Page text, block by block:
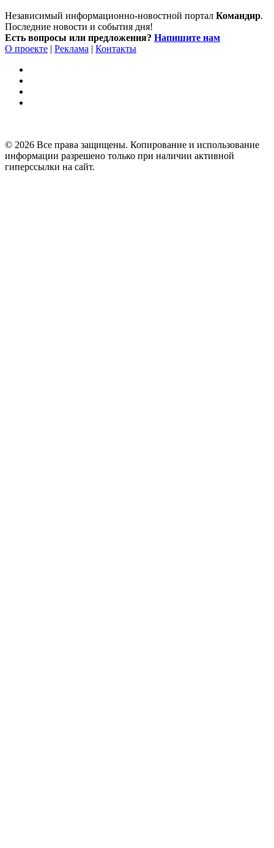
Независимый информационно-новостной портал Командир.
Последние новости и события дня!
Есть вопросы или предложения? Напишите нам
О проекте | Реклама | Контакты
© 2026 Все права защищены. Копирование и использование
информации разрешено только при наличии активной
гиперссылки на сайт.